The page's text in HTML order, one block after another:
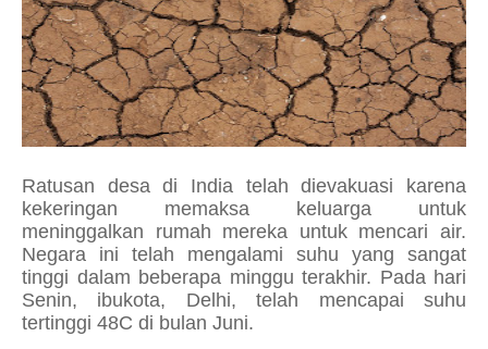
Ratusan desa di India telah dievakuasi karena
kekeringan memaksa keluarga untuk
meninggalkan rumah mereka untuk mencari air.
Negara ini telah mengalami suhu yang sangat
tinggi dalam beberapa minggu terakhir. Pada hari
Senin, ibukota, Delhi, telah mencapai suhu
tertinggi 48C di bulan Juni.